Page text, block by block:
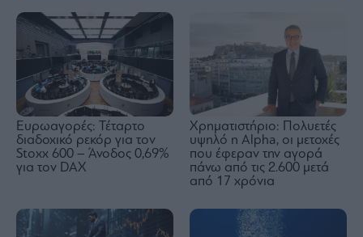
Ευρωαγορές: Τέταρτο
διαδοχικό ρεκόρ για τον
Stoxx 600 – Άνοδος 0,69%
για τον DAX
Χρηματιστήριο: Πολυετές
υψηλό η Alpha, οι μετοχές
που έφεραν την αγορά
πάνω από τις 2.600 μετά
από 17 χρόνια